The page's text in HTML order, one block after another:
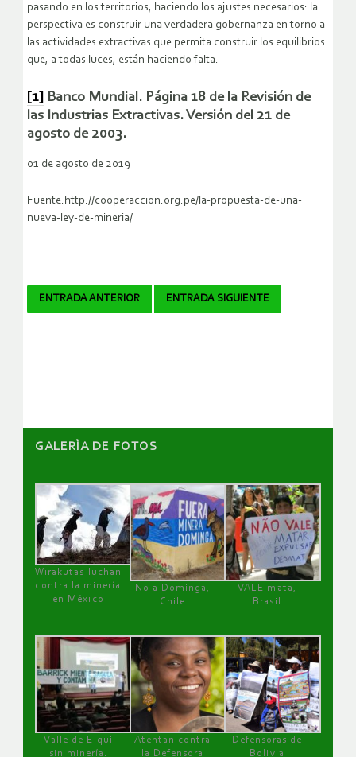
pasando en los territorios, haciendo los ajustes necesarios: la
perspectiva es construir una verdadera gobernanza en torno a
las actividades extractivas que permita construir los equilibrios
que, a todas luces, están haciendo falta.
[1]
Banco Mundial. Página 18 de la Revisión de
las Industrias Extractivas. Versión del 21 de
agosto de 2003.
01 de agosto de 2019
Fuente:http://cooperaccion.org.pe/la-propuesta-de-una-
nueva-ley-de-mineria/
Navegador
ENTRADA ANTERIOR ENTRADA SIGUIENTE
GALERÌA DE FOTOS
Wirakutas luchan
contra la minería
en México
No a Dominga,
Chile
VALE mata,
Brasil
Valle de Elqui
sin minería.
Atentan contra
la Defensora
Defensoras de
Bolivia